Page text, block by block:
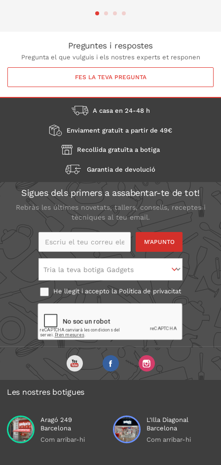
Preguntes i respostes
Pregunta el que vulguis i els nostres experts et responen
FES LA TEVA PREGUNTA
A casa en 24-48 h
Enviament gratuït a partir de 49€
Recollida gratuïta a botiga
Garantia de devolució
Sigues dels primers a assabentar-te de tot!
Rebràs les últimes novetats, tallers, consells, receptes i
tècniques al teu email.
Escriu el teu correu
Tria la teva botiga Gadgets
He llegit i accepto laPolítica de privacitat
Les nostres botigues
Aragó 249
Barcelona
Com arribar-hi
L'Illa Diagonal
Barcelona
Com arribar-hi